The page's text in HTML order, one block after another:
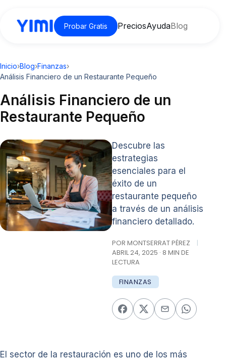
Probar Gratis PreciosAyudaBlog
Inicio›Blog›Finanzas›
Análisis Financiero de un Restaurante Pequeño
Análisis Financiero de un
Restaurante Pequeño
Descubre las
estrategias
esenciales para el
éxito de un
restaurante pequeño
a través de un análisis
financiero detallado.
POR MONTSERRAT PÉREZ
|
ABRIL 24, 2025 · 8 MIN DE
LECTURA
FINANZAS
El sector de la restauración es uno de los más